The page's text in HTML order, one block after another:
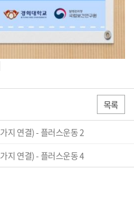
목록
지 연결) - 플러스운동 2
지 연결) - 플러스운동 4